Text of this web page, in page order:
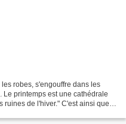
robes, s'engouffre dans les
printemps est une cathédrale
ruines de l'hiver." C'est ainsi que